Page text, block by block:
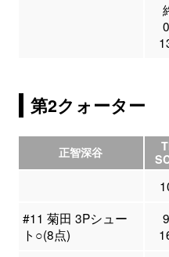
第2クォーター
正智深谷
#11 菊田 3Pシュー
ト○(8点)